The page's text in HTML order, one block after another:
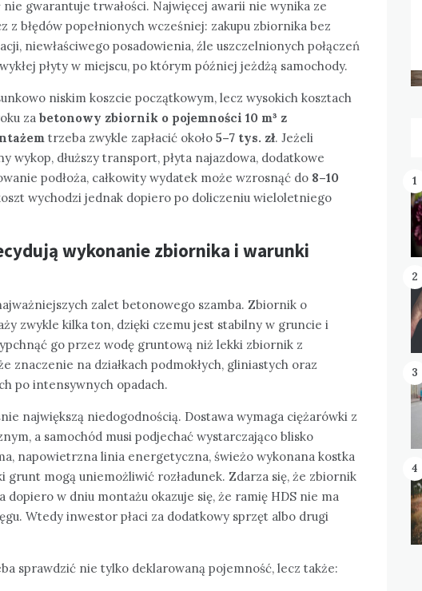
nie gwarantuje trwałości. Najwięcej awarii nie wynika ze
z błędów popełnionych wcześniej: zakupu zbiornika bez
niewłaściwego posadowienia, źle uszczelnionych połączeń
płyty w miejscu, po którym później jeżdżą samochody.
niskim koszcie początkowym, lecz wysokich kosztach
za betonowy zbiornik o pojemności 10 m³ z
trzeba zwykle zapłacić około 5–7 tys. zł. Jeżeli
wykop, dłuższy transport, płyta najazdowa, dodatkowe
podłoża, całkowity wydatek może wzrosnąć do 8–10
wychodzi jednak dopiero po doliczeniu wieloletniego
wykonanie zbiornika i warunki
zalet betonowego szamba. Zbiornik o
zwykle kilka ton, dzięki czemu jest stabilny w gruncie i
go przez wodę gruntową niż lekki zbiornik z
znaczenie na działkach podmokłych, gliniastych oraz
po intensywnych opadach.
największą niedogodnością. Dostawa wymaga ciężarówki z
a samochód musi podjechać wystarczająco blisko
napowietrzna linia energetyczna, świeżo wykonana kostka
grunt mogą uniemożliwić rozładunek. Zdarza się, że zbiornik
dopiero w dniu montażu okazuje się, że ramię HDS nie ma
Wtedy inwestor płaci za dodatkowy sprzęt albo drugi
sprawdzić nie tylko deklarowaną pojemność, lecz także:
1
2
3
4